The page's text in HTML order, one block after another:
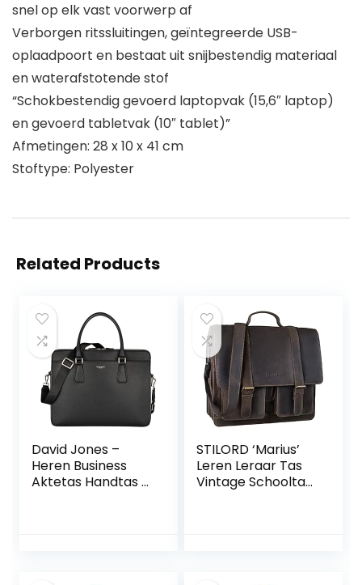
snel op elk vast voorwerp af
Verborgen ritssluitingen, geïntegreerde USB-
oplaadpoort en bestaat uit snijbestendig materiaal
en waterafstotende stof
“Schokbestendig gevoerd laptopvak (15,6″ laptop)
en gevoerd tabletvak (10″ tablet)”
Afmetingen: 28 x 10 x 41 cm
Stoftype: Polyester
Related Products
David Jones –
Heren Business
Aktetas Handtas –
STILORD ‘Marius’
Leren Leraar Tas
Vintage Schooltas